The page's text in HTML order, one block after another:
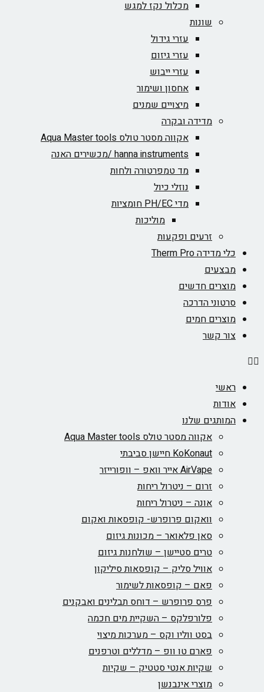
מכלול נקז למגש
שונות
עזרי גידול
עזרי גיזום
עזרי ייבוש
אחסון ושימור
מיצויים שמנים
מדידה ובקרה
אקווה מסטר טולס Aqua Master tools
hanna instruments /מכשירים האנה
מד טמפרטורה ולחות
נוזלי כיול
מדי PH/EC חומציות
מוליכות
זרעים ופקעות
כלי מדידה Therm Pro
מבצעים
מוצרים חדשים
סרטוני הדרכה
מוצרים חמים
צור קשר
ראשי
אודות
המותגים שלנו
אקווה מסטר טולס Aqua Master tools
KoKonaut חיישן סביבתי
AirVape אייר וואפ – וופורייזר
זרום – ניטרול ריחות
אונה – ניטרול ריחות
וואקום פרופרש- קופסאות ואקום
סאן פלאואר – מכונות גיזום
טרים סטיישן – שולחנות גיזום
אוויל סליק – קופסאות סיליקון
פאם – קופסאות לשימור
פרס פרופרש – דוחס תבלינים ואבקנים
פלורפלקס – השקיית מים חכמה
בסט ווליו וקס – מערכות מיצוי
פארם טו וופ – מדללים וטרפנים
שקיות אנטי סטטיק – שקיות
מוצרי אינבנשן